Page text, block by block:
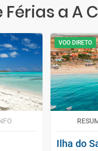
Férias a A
VOO DIRETO
Ilha do